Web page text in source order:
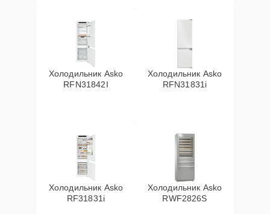
Холодильник Asko
RFN31842I
Холодильник Asko
RFN31831i
Холодильник Asko
RF31831i
Холодильник Asko
RWF2826S